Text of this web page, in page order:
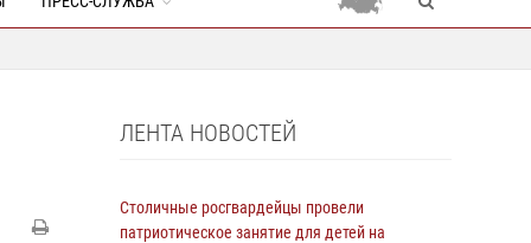
ЛЕНТА НОВОСТЕЙ
Столичные росгвардейцы провели
патриотическое занятие для детей на